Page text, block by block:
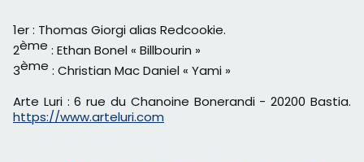
1er : Thomas Giorgi alias Redcookie.
2ème : Ethan Bonel « Billbourin »
3ème : Christian Mac Daniel « Yami »
Arte Luri : 6 rue du Chanoine Bonerandi - 20200 Bastia.
https://www.arteluri.com